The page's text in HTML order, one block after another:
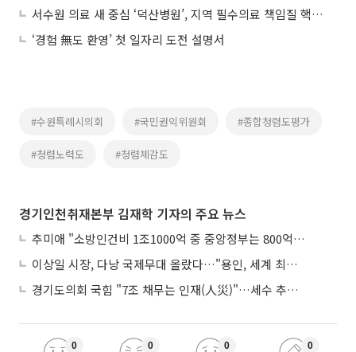
서수원 의료 새 중심 ‘덕산병원’, 지역 필수의료 책임질 핵심 거점으로 부상
‘경험 無도 환영’ 첫 일자리 도전 설명서
#수원특례시의회 #국민권익위원회 #종합청렴도평가
#청렴노력도 #청렴체감도
경기인천취재본부 김재학 기자의 주요 뉴스
추미애 "소방인건비 1조1000억 중 중앙정부는 800억뿐"
이상일 시장, 다낭 국제무대 올랐다…"용인, 세계 최대 반도체 도시 된다"
경기도의회 국힘 "7조 채무는 인재(人災)"…세수 추계 조작 의혹 제기
0 0 0 0